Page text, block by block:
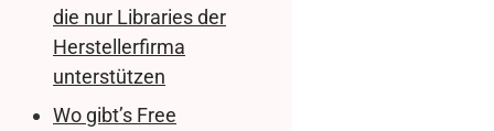
die nur Libraries der
Herstellerfirma
unterstützen
Wo gibt’s Free